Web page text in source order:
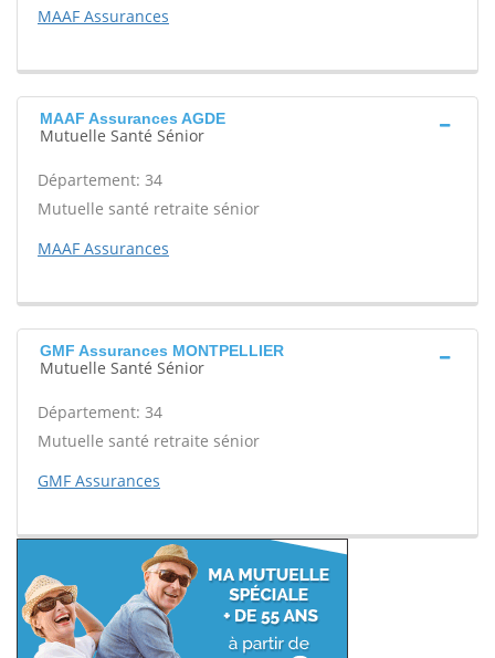
MAAF Assurances
MAAF Assurances AGDE
Mutuelle Santé Sénior
Département: 34
Mutuelle santé retraite sénior
MAAF Assurances
GMF Assurances MONTPELLIER
Mutuelle Santé Sénior
Département: 34
Mutuelle santé retraite sénior
GMF Assurances